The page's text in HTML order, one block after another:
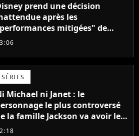
prend une décision
après les
mitigées" de
et The Mandalorian &
SÉRIES
Michael ni Janet : le
le plus controversé
la famille Jackson va avoir le
à sa propre série